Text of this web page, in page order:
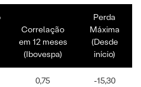
Correlação
em 12 meses
(Ibovespa)
Perda
Máxima
(Desde
início)
0,75 -15,30